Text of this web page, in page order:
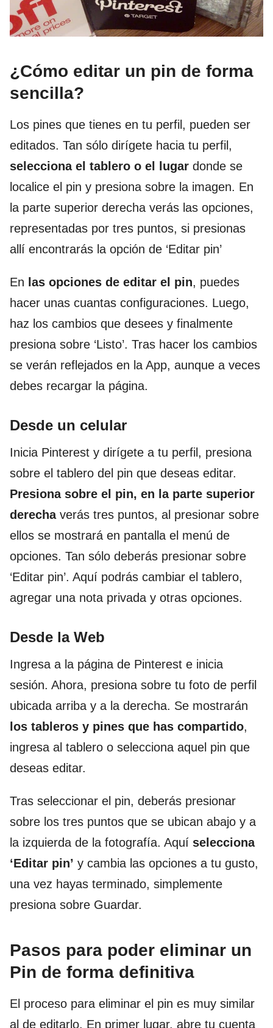
¿Cómo editar un pin de forma
sencilla?
Los pines que tienes en tu perfil, pueden ser
editados. Tan sólo dirígete hacia tu perfil,
selecciona el tablero o el lugar donde se
localice el pin y presiona sobre la imagen. En
la parte superior derecha verás las opciones,
representadas por tres puntos, si presionas
allí encontrarás la opción de ‘Editar pin’
En las opciones de editar el pin, puedes
hacer unas cuantas configuraciones. Luego,
haz los cambios que desees y finalmente
presiona sobre ‘Listo’. Tras hacer los cambios
se verán reflejados en la App, aunque a veces
debes recargar la página.
Desde un celular
Inicia Pinterest y dirígete a tu perfil, presiona
sobre el tablero del pin que deseas editar.
Presiona sobre el pin, en la parte superior
derechaverás tres puntos, al presionar sobre
ellos se mostrará en pantalla el menú de
opciones. Tan sólo deberás presionar sobre
‘Editar pin’. Aquí podrás cambiar el tablero,
agregar una nota privada y otras opciones.
Desde la Web
Ingresa a la página de Pinterest e inicia
sesión. Ahora, presiona sobre tu foto de perfil
ubicada arriba y a la derecha. Se mostrarán
los tableros y pines que has compartido,
ingresa al tablero o selecciona aquel pin que
deseas editar.
Tras seleccionar el pin, deberás presionar
sobre los tres puntos que se ubican abajo y a
la izquierda de la fotografía. Aquí selecciona
‘Editar pin’ y cambia las opciones a tu gusto,
una vez hayas terminado, simplemente
presiona sobre Guardar.
Pasos para poder eliminar un
Pin de forma definitiva
El proceso para eliminar el pin es muy similar
al de editarlo. En primer lugar, abre tu cuenta